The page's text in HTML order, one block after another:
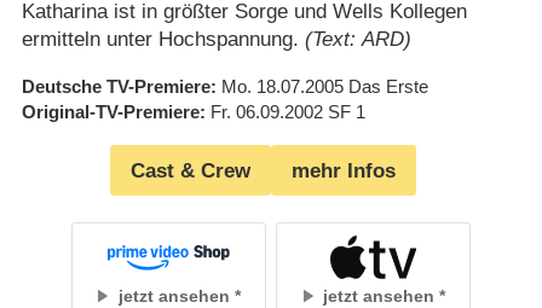
Katharina ist in größter Sorge und Wells Kollegen
ermitteln unter Hochspannung. (Text: ARD)
Deutsche TV-Premiere Mo. 18.07.2005 Das Erste
Original-TV-Premiere Fr. 06.09.2002 SF 1
Cast & Crew mehr Infos
jetzt ansehen jetzt ansehen